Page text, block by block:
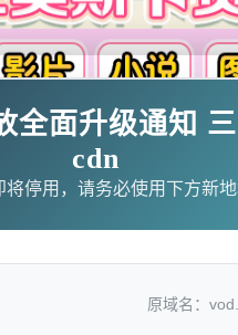
综艺 动漫
全面升级通知
cdn
将停用，请务必使用下方新
原域名：